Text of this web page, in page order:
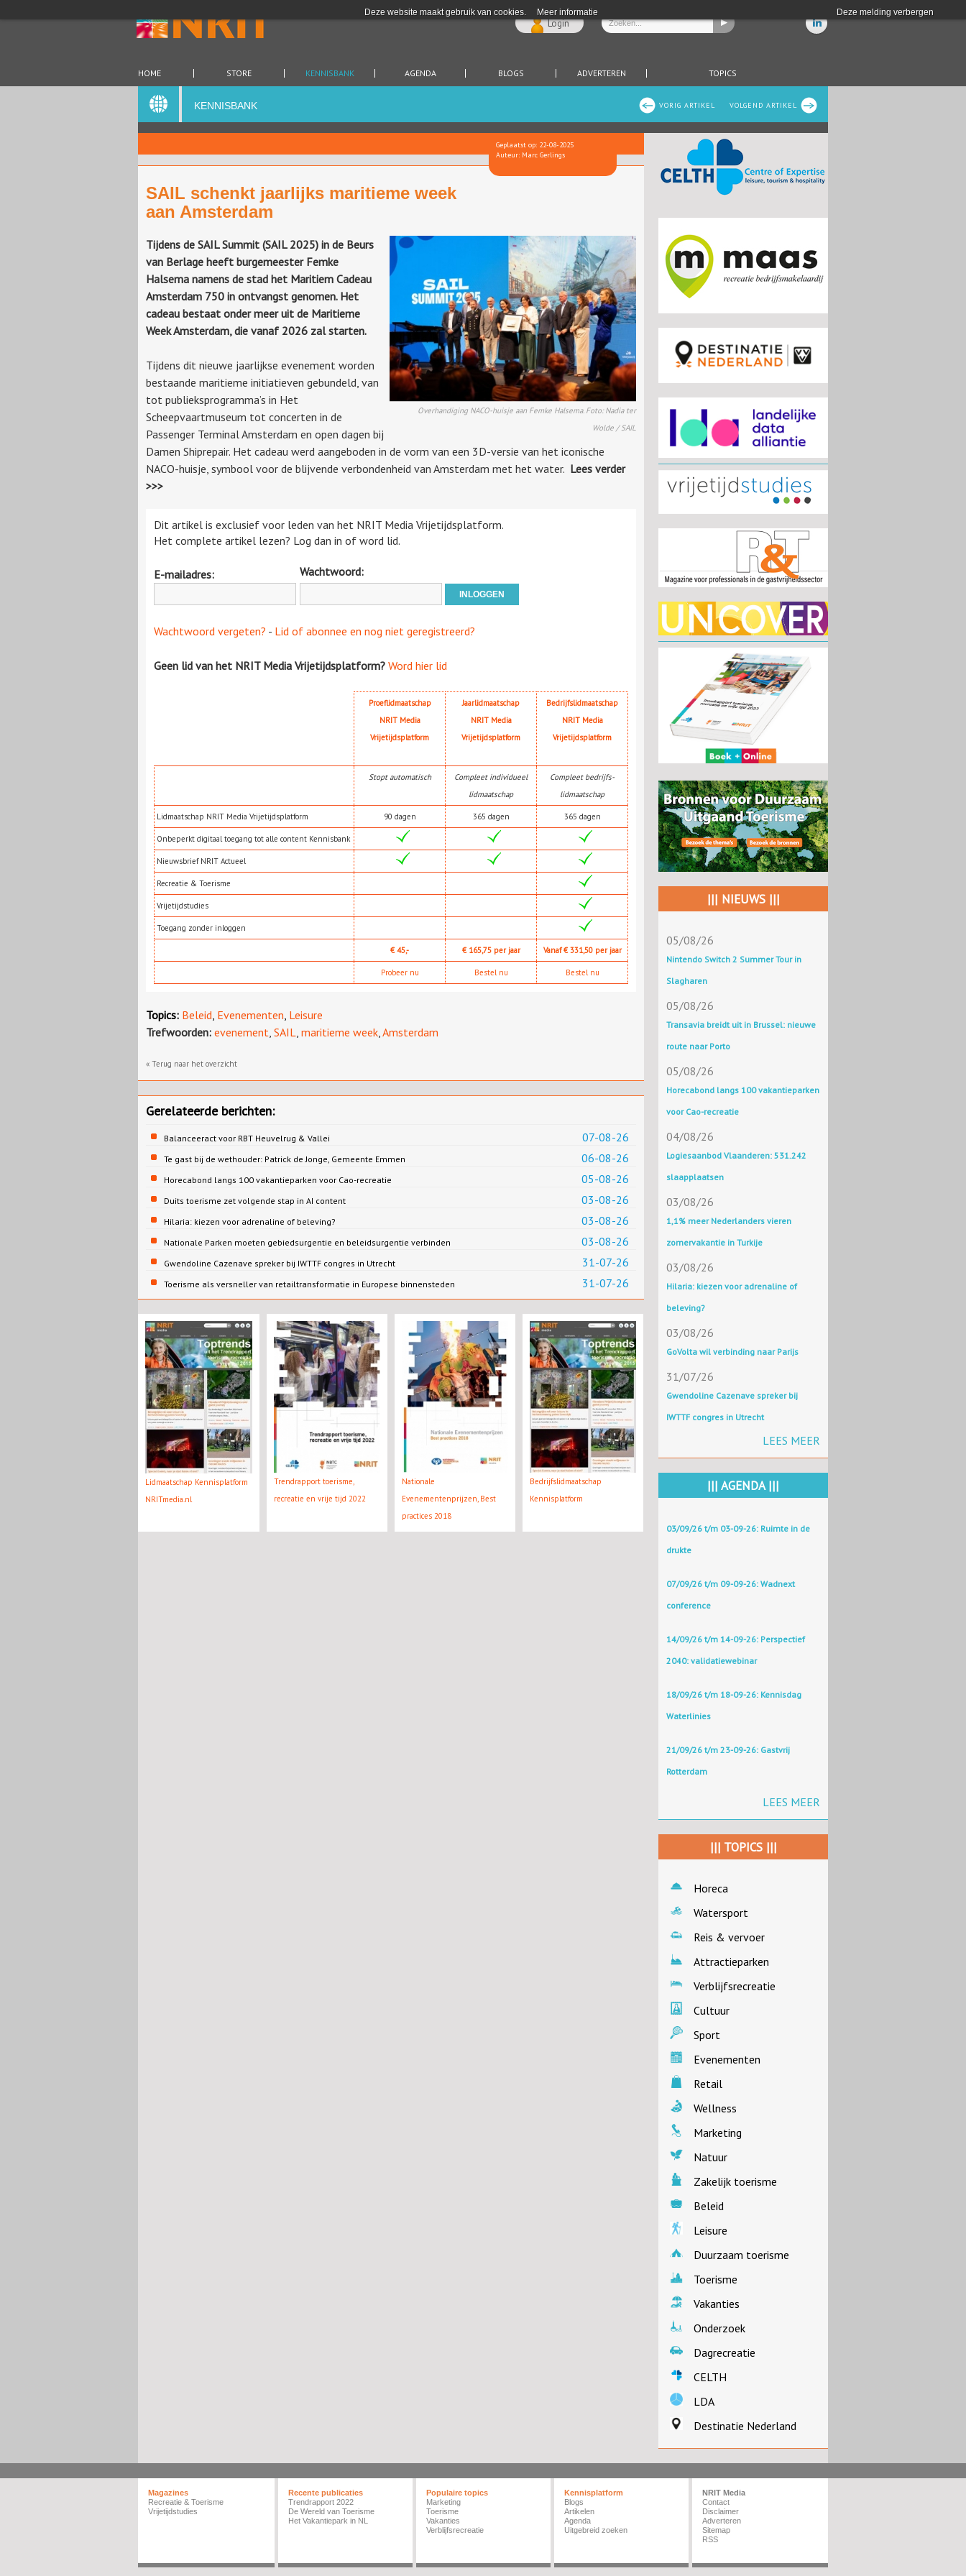
Deze website maakt gebruik van cookies. Meer informatie Deze melding verbergen
Login
HOME STORE KENNISBANK AGENDA BLOGS ADVERTEREN TOPICS
VOLGEND ARTIKEL
VORIG ARTIKEL
KENNISBANK
Geplaatst op: 22-08-2025
Auteur: Marc Gerlings
SAIL schenkt jaarlijks maritieme week
aan Amsterdam
Overhandiging NACO-huisje aan Femke Halsema. Foto: Nadia ter
Wolde / SAIL
Tijdens de SAIL Summit (SAIL 2025) in de Beurs
van Berlage heeft burgemeester Femke
Halsema namens de stad het Maritiem Cadeau
Amsterdam 750 in ontvangst genomen. Het
cadeau bestaat onder meer uit de Maritieme
Week Amsterdam, die vanaf 2026 zal starten.
Tijdens dit nieuwe jaarlijkse evenement worden
bestaande maritieme initiatieven gebundeld, van
tot publieksprogramma’s in Het
Scheepvaartmuseum tot concerten in de
Passenger Terminal Amsterdam en open dagen bij
Damen Shiprepair. Het cadeau werd aangeboden in de vorm van een 3D-versie van het iconische
NACO-huisje, symbool voor de blijvende verbondenheid van Amsterdam met het water. Lees verder
>>>
Dit artikel is exclusief voor leden van het NRIT Media Vrijetijdsplatform.
Het complete artikel lezen? Log dan in of word lid.
E-mailadres: Wachtwoord:
Wachtwoord vergeten? - Lid of abonnee en nog niet geregistreerd?
Geen lid van het NRIT Media Vrijetijdsplatform? Word hier lid
Proeflidmaatschap
NRIT Media
Vrijetijdsplatform
Jaarlidmaatschap
NRIT Media
Vrijetijdsplatform
Bedrijfslidmaatschap
NRIT Media
Vrijetijdsplatform
Stopt automatisch
Compleet individueel
lidmaatschap
Compleet bedrijfs-
lidmaatschap
Lidmaatschap NRIT Media Vrijetijdsplatform 90 dagen 365 dagen 365 dagen
Onbeperkt digitaal toegang tot alle content Kennisbank
Nieuwsbrief NRIT Actueel
Recreatie & Toerisme
Vrijetijdstudies
Toegang zonder inloggen
€ 45,- € 165,75 per jaar Vanaf € 331,50 per jaar
Probeer nu Bestel nu Bestel nu
Topics: Beleid Evenementen Leisure
Trefwoorden: evenement SAIL maritieme week Amsterdam
« Terug naar het overzicht
Gerelateerde berichten:
07-08-26
Balanceeract voor RBT Heuvelrug & Vallei
06-08-26
Te gast bij de wethouder: Patrick de Jonge, Gemeente Emmen
05-08-26
Horecabond langs 100 vakantieparken voor Cao-recreatie
03-08-26
Duits toerisme zet volgende stap in AI content
03-08-26
Hilaria: kiezen voor adrenaline of beleving?
03-08-26
Nationale Parken moeten gebiedsurgentie en beleidsurgentie verbinden
31-07-26
Gwendoline Cazenave spreker bij IWTTF congres in Utrecht
31-07-26
Toerisme als versneller van retailtransformatie in Europese binnensteden
Lidmaatschap Kennisplatform
NRITmedia.nl
Trendrapport toerisme,
recreatie en vrije tijd 2022
Nationale
Evenementenprijzen, Best
practices 2018
Bedrijfslidmaatschap
Kennisplatform
||| NIEUWS |||
05/08/26
Nintendo Switch 2 Summer Tour in
Slagharen
05/08/26
Transavia breidt uit in Brussel: nieuwe
route naar Porto
05/08/26
Horecabond langs 100 vakantieparken
voor Cao-recreatie
04/08/26
Logiesaanbod Vlaanderen: 531.242
slaapplaatsen
03/08/26
1,1% meer Nederlanders vieren
zomervakantie in Turkije
03/08/26
Hilaria: kiezen voor adrenaline of
beleving?
03/08/26
GoVolta wil verbinding naar Parijs
31/07/26
Gwendoline Cazenave spreker bij
IWTTF congres in Utrecht
LEES MEER
||| AGENDA |||
03/09/26 t/m 03-09-26: Ruimte in de
drukte
07/09/26 t/m 09-09-26: Wadnext
conference
14/09/26 t/m 14-09-26: Perspectief
2040: validatiewebinar
18/09/26 t/m 18-09-26: Kennisdag
Waterlinies
21/09/26 t/m 23-09-26: Gastvrij
Rotterdam
LEES MEER
||| TOPICS |||
Horeca
Watersport
Reis & vervoer
Attractieparken
Verblijfsrecreatie
Cultuur
Sport
Evenementen
Retail
Wellness
Marketing
Natuur
Zakelijk toerisme
Beleid
Leisure
Duurzaam toerisme
Toerisme
Vakanties
Onderzoek
Dagrecreatie
CELTH
LDA
Destinatie Nederland
Magazines
Recreatie & Toerisme
Vrijetijdstudies
Recente publicaties
Trendrapport 2022
De Wereld van Toerisme
Het Vakantiepark in NL
Populaire topics
Marketing
Toerisme
Vakanties
Verblijfsrecreatie
Kennisplatform
Blogs
Artikelen
Agenda
Uitgebreid zoeken
NRIT Media
Contact
Disclaimer
Adverteren
Sitemap
RSS